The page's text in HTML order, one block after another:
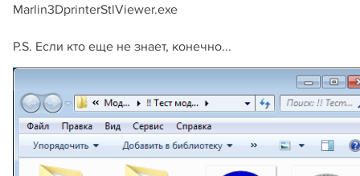
Marlin3DprinterStlViewer.exe
P.S. Если кто еще не знает, конечно...